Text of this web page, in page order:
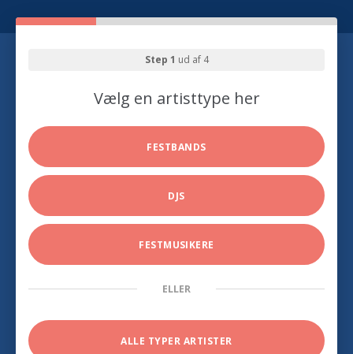
Step 1 ud af 4
Vælg en artisttype her
FESTBANDS
DJS
FESTMUSIKERE
ELLER
ALLE TYPER ARTISTER